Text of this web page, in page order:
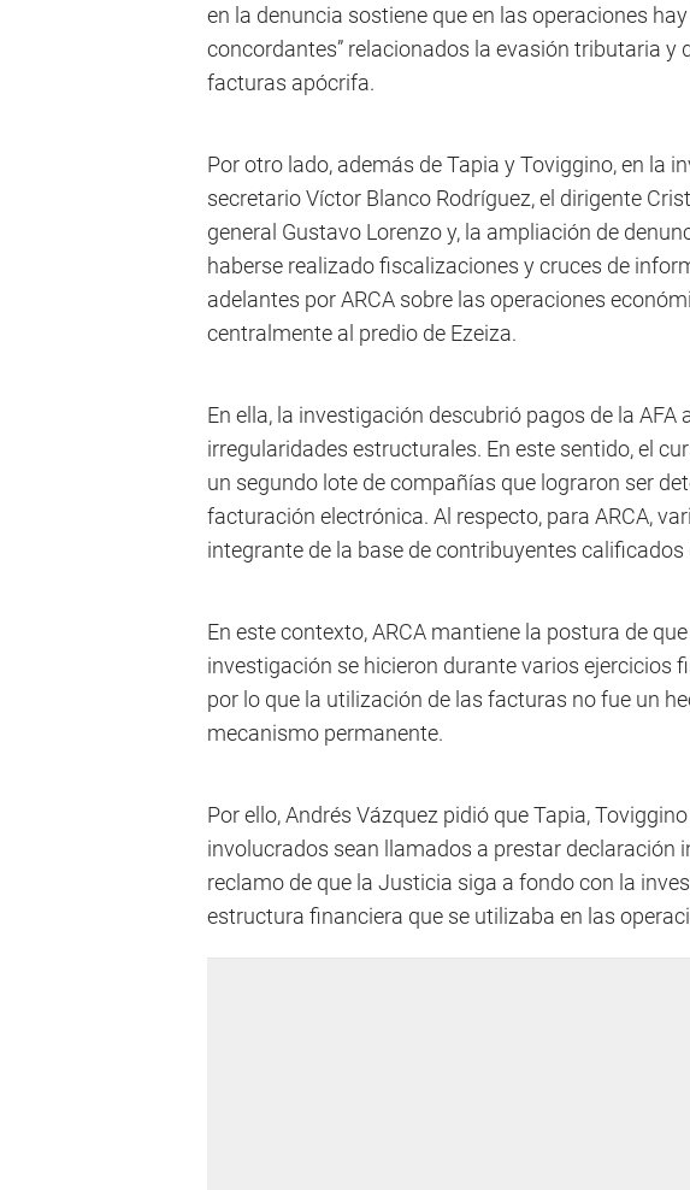
en la denuncia sostiene que en las operaciones
concordantes” relacionados la evasión tributaria y
facturas apócrifa.
Por otro lado, además de Tapia y Toviggino, en la
secretario Víctor Blanco Rodríguez, el dirigente
general Gustavo Lorenzo y, la ampliación de
haberse realizado fiscalizaciones y cruces de
adelantes por ARCA sobre las operaciones
centralmente al predio de Ezeiza.
En ella, la investigación descubrió pagos de la AFA
irregularidades estructurales. En este sentido, el
un segundo lote de compañías que lograron ser
facturación electrónica. Al respecto, para ARCA,
integrante de la base de contribuyentes calificados
En este contexto, ARCA mantiene la postura de
investigación se hicieron durante varios ejercicios
por lo que la utilización de las facturas no fue un
mecanismo permanente.
Por ello, Andrés Vázquez pidió que Tapia,
involucrados sean llamados a prestar declaración
reclamo de que la Justicia siga a fondo con la
estructura financiera que se utilizaba en las